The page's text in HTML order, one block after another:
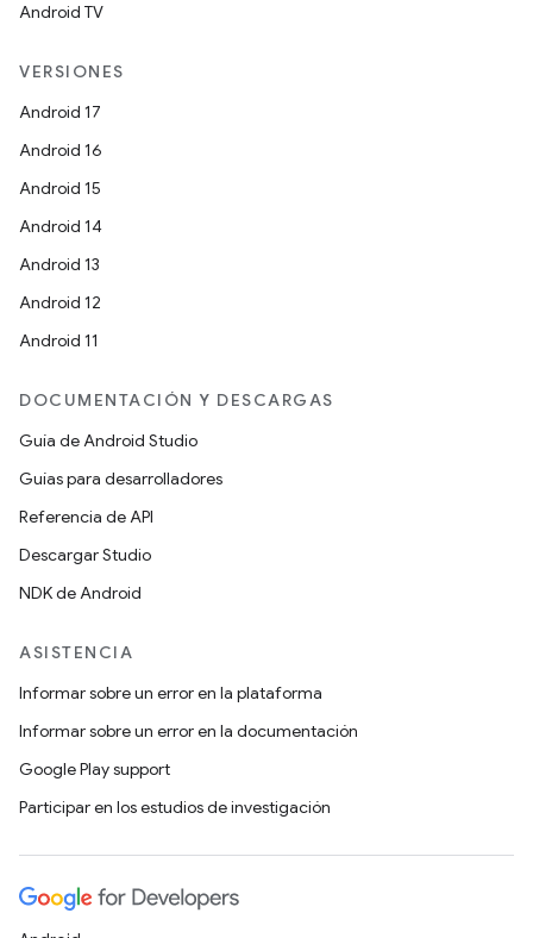
Android TV
VERSIONES
Android 17
Android 16
Android 15
Android 14
Android 13
Android 12
Android 11
DOCUMENTACIÓN Y DESCARGAS
Guía de Android Studio
Guías para desarrolladores
Referencia de API
Descargar Studio
NDK de Android
ASISTENCIA
Informar sobre un error en la plataforma
Informar sobre un error en la documentación
Google Play support
Participar en los estudios de investigación